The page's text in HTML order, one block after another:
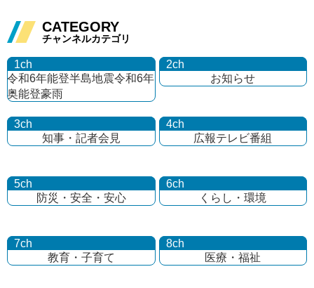
CATEGORY
チャンネルカテゴリ
1ch
令和6年能登半島地震令和6年
奥能登豪雨
2ch
お知らせ
3ch
知事・記者会見
4ch
広報テレビ番組
5ch
防災・安全・安心
6ch
くらし・環境
7ch
教育・子育て
8ch
医療・福祉